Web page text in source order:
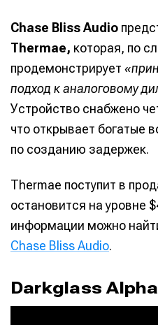
Chase Bliss Audio
Thermae, которая, по
продемонстрирует
подход к аналоговому
Устройство снабжено
что открывает богатые
по созданию задержек.
Thermae поступит в
остановится на уровне
информации можно
Chase Bliss Audio.
Darkglass